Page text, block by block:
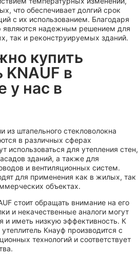
что обеспечивает долгий срок
с их использованием. Благодаря
являются надежным решением для
так и реконструируемых зданий.
купить
KNAUF в
у нас в
из штапельного стекловолокна
в различных сферах
использоваться для утепления стен,
зданий, а также для
и вентиляционных систем.
для применения как в жилых, так
объектах.
стоит обращать внимание на его
и некачественные аналоги могут
и иметь низкую эффективность. К
Кнауф производится с
технологий и соответствует